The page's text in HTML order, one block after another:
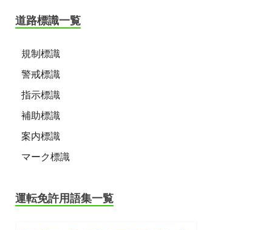
道路標識一覧
規制標識
警戒標識
指示標識
補助標識
案内標識
マーク標識
運転免許用語集一覧